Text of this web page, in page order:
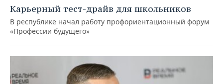
Карьерный тест-драйв для школьников
В республике начал работу профориентационный форум
«Профессии будущего»